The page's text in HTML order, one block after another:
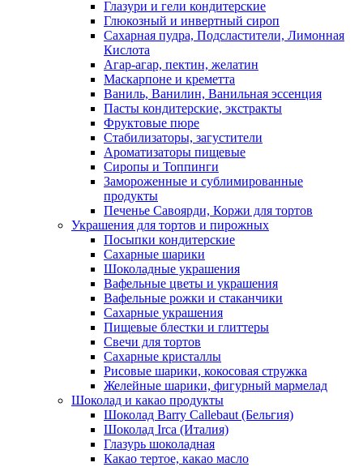
Глазури и гели кондитерские
Глюкозный и инвертный сироп
Сахарная пудра, Подсластители, Лимонная
Кислота
Агар-агар, пектин, желатин
Маскарпоне и креметта
Ваниль, Ванилин, Ванильная эссенция
Пасты кондитерские, экстракты
Фруктовые пюре
Стабилизаторы, загустители
Ароматизаторы пищевые
Сиропы и Топпинги
Замороженные и сублимированные
продукты
Печенье Савоярди, Коржи для тортов
Украшения для тортов и пирожных
Посыпки кондитерские
Сахарные шарики
Шоколадные украшения
Вафельные цветы и украшения
Вафельные рожки и стаканчики
Сахарные украшения
Пищевые блестки и глиттеры
Свечи для тортов
Сахарные кристаллы
Рисовые шарики, кокосовая стружка
Желейные шарики, фигурный мармелад
Шоколад и какао продукты
Шоколад Barry Callebaut (Бельгия)
Шоколад Irca (Италия)
Глазурь шоколадная
Какао тертое, какао масло